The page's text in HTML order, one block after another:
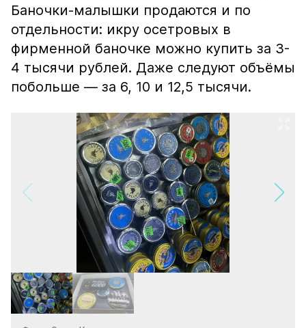
Баночки-малышки продаются и по
отдельности: икру осетровых в
фирменной баночке можно купить за 3-
4 тысячи рублей. Даже следуют объёмы
побольше — за 6, 10 и 12,5 тысячи.